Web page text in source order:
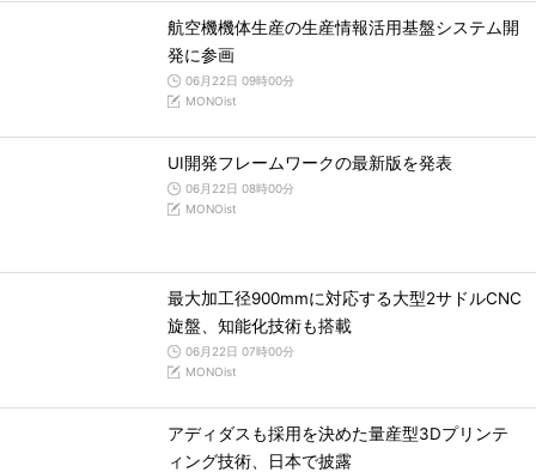
航空機機体生産の生産情報活用基盤システム開
発に参画
06月22日 09時00分
MONOist
UI開発フレームワークの最新版を発表
06月22日 08時00分
MONOist
最大加工径900mmに対応する大型2サドルCNC
旋盤、知能化技術も搭載
06月22日 07時00分
MONOist
アディダスも採用を決めた量産型3Dプリンテ
ィング技術、日本で披露